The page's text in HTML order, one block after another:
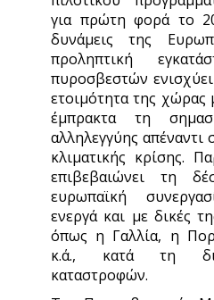
για πρώτη φορά το
δυνάμεις της
προληπτική
πυροσβεστών
ετοιμότητα της χώρας
έμπρακτα τη
αλληλεγγύης απέναντι
κλιματικής κρίσης.
επιβεβαιώνει τη
ευρωπαϊκή
ενεργά και με δικές
όπως η Γαλλία, η
κ.ά., κατά τη
καταστροφών.